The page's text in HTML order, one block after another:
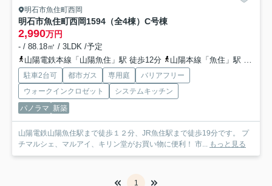
明石市魚住町西岡
明石市魚住町西岡1594（全4棟）C号棟
2,990万円
- / 88.18㎡ / 3LDK /予定
山陽電鉄本線「山陽魚住」駅 徒歩12分
山陽本線「魚住」駅 徒歩19分
駐車2台可 都市ガス 専用庭
バリアフリー
ウォークインクロゼット
システムキッチン
パノラマ 新築
山陽電鉄山陽魚住駅まで徒歩１２分、JR魚住駅まで徒歩19分です。 プ
チマルシェ、マルアイ、キリン堂がお買い物に便利！ 市... もっと見る
1